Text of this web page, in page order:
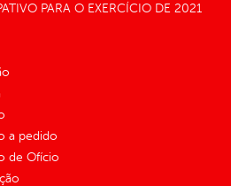
PARA O EXERCÍCIO DE 2021
a pedido
de Ofício